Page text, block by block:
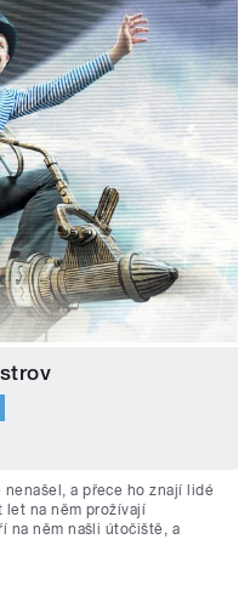
a přece ho znají lidé
let na něm prožívají
na něm našli útočiště, a